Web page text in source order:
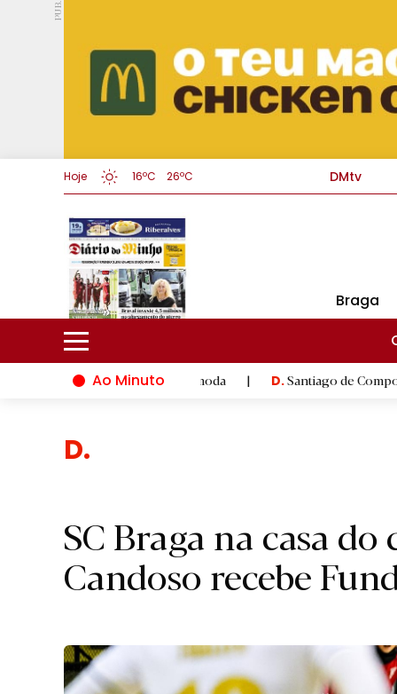
PUB.
Hoje 16ºC 26ºC DMtv
Braga
Ao Minuto
do mundo da moda | Santiago de Compostela
De
SC Braga na casa
Candoso recebe